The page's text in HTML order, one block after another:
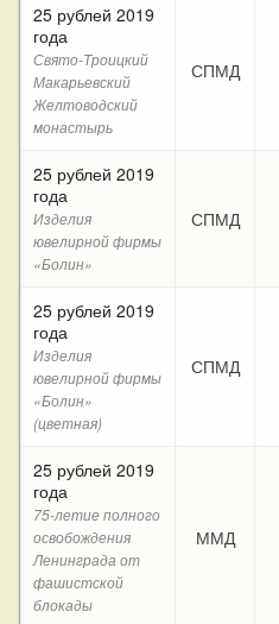
25 рублей 2019
года
Свято-Троицкий
Макарьевский
Желтоводский
монастырь
СПМД
25 рублей 2019
года
Изделия
ювелирной фирмы
«Болин»
СПМД
25 рублей 2019
года
Изделия
ювелирной фирмы
«Болин»
(цветная)
СПМД
25 рублей 2019
года
75-летие полного
освобождения
Ленинграда от
фашистской
блокады
ММД